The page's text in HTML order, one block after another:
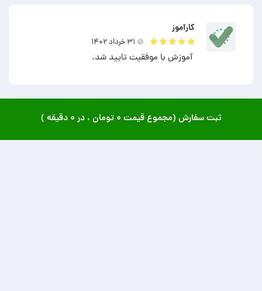
کارآموز
۳۱ خرداد ۱۴۰۲
آموزش با موفقیت تایید شد.
ثبت سفارش (مجموع قیمت ۰ تومان ، در ۰ دقیقه )